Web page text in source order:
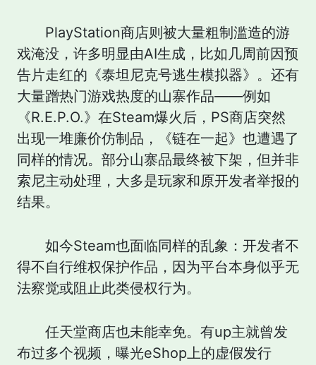
PlayStation商店则被大量粗制滥造的游
戏淹没，许多明显由AI生成，比如几周前因预
告片走红的《泰坦尼克号逃生模拟器》。还有
大量蹭热门游戏热度的山寨作品——例如
《R.E.P.O.》在Steam爆火后，PS商店突然
出现一堆廉价仿制品，《链在一起》也遭遇了
同样的情况。部分山寨品最终被下架，但并非
索尼主动处理，大多是玩家和原开发者举报的
结果。
如今Steam也面临同样的乱象：开发者不
得不自行维权保护作品，因为平台本身似乎无
法察觉或阻止此类侵权行为。
任天堂商店也未能幸免。有up主就曾发
布过多个视频，曝光eShop上的虚假发行